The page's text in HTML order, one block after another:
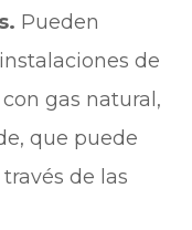
Pueden
de
gas natural,
que puede
de las